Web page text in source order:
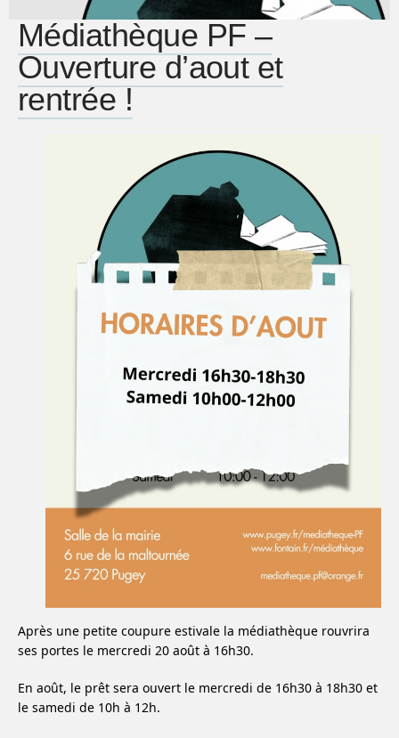
Médiathèque PF –
Ouverture d’aout et
rentrée !
Après une petite coupure estivale la médiathèque rouvrira
ses portes le mercredi 20 août à 16h30.
En août, le prêt sera ouvert le mercredi de 16h30 à 18h30 et
le samedi de 10h à 12h.